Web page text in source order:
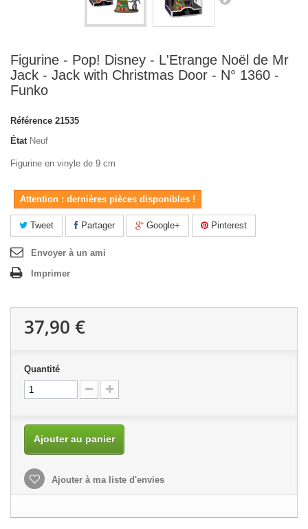
Figurine - Pop! Disney - L'Etrange Noël de Mr
Jack - Jack with Christmas Door - N° 1360 -
Funko
Référence 21535
État Neuf
Figurine en vinyle de 9 cm
Attention : dernières pièces disponibles !
Tweet Partager Google+ Pinterest
Envoyer à un ami
Imprimer
37,90 €
Quantité
Ajouter au panier
Ajouter à ma liste d'envies